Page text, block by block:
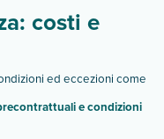
costi e
ed eccezioni come
e condizioni